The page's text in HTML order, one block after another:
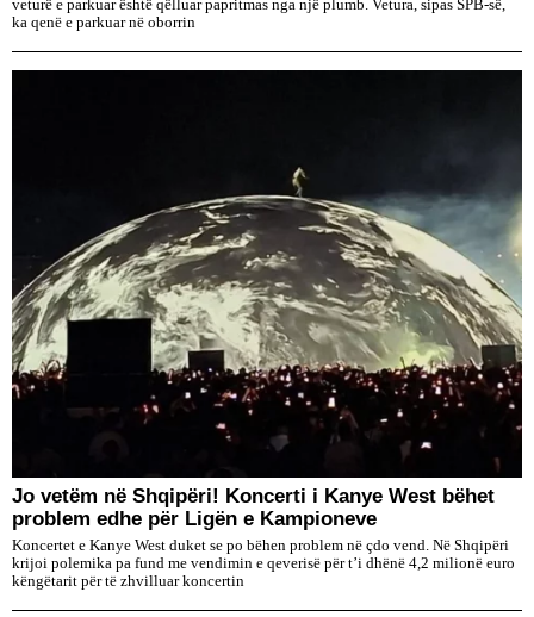
veturë e parkuar është qëlluar papritmas nga një plumb. Vetura, sipas SPB-së,
ka qenë e parkuar në oborrin
Jo vetëm në Shqipëri! Koncerti i Kanye West bëhet
problem edhe për Ligën e Kampioneve
Koncertet e Kanye West duket se po bëhen problem në çdo vend. Në Shqipëri
krijoi polemika pa fund me vendimin e qeverisë për t’i dhënë 4,2 milionë euro
këngëtarit për të zhvilluar koncertin